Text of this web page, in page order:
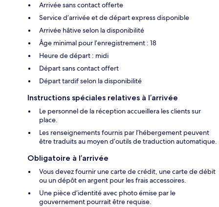
Arrivée sans contact offerte
Service d’arrivée et de départ express disponible
Arrivée hâtive selon la disponibilité
Âge minimal pour l’enregistrement : 18
Heure de départ : midi
Départ sans contact offert
Départ tardif selon la disponibilité
Instructions spéciales relatives à l’arrivée
Le personnel de la réception accueillera les clients sur
place.
Les renseignements fournis par l’hébergement peuvent
être traduits au moyen d’outils de traduction automatique.
Obligatoire à l’arrivée
Vous devez fournir une carte de crédit, une carte de débit
ou un dépôt en argent pour les frais accessoires.
Une pièce d’identité avec photo émise par le
gouvernement pourrait être requise.